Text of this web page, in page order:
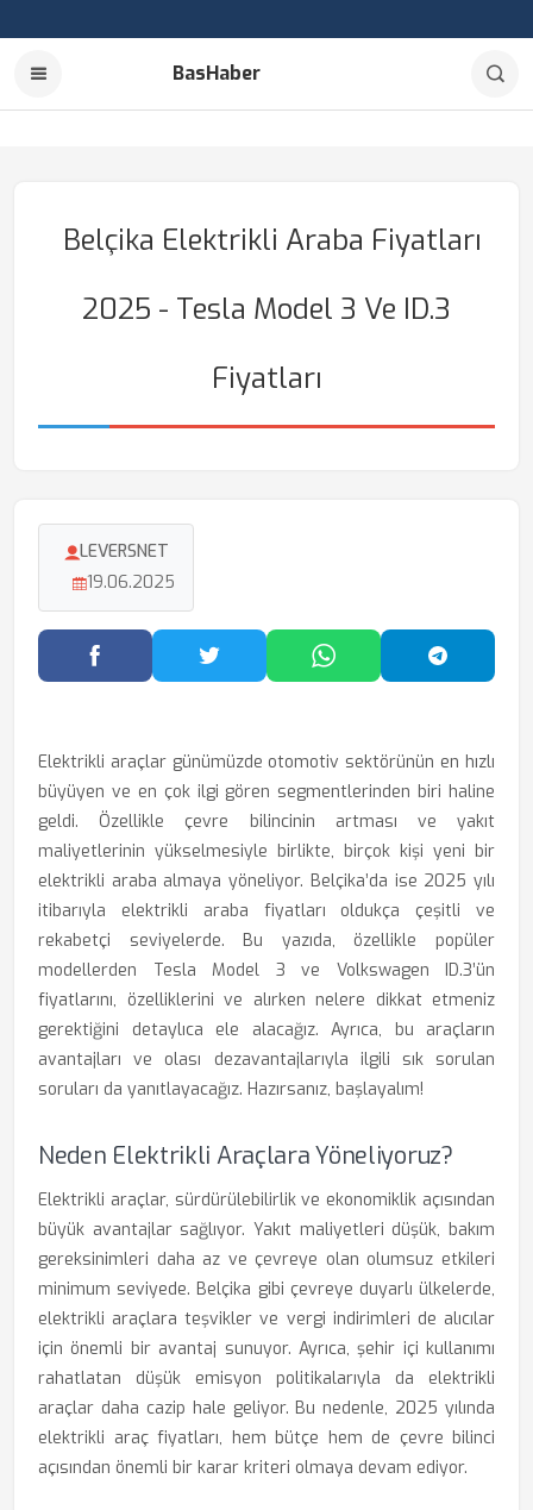
BasHaber
Belçika Elektrikli Araba Fiyatları
2025 - Tesla Model 3 Ve ID.3
Fiyatları
LEVERSNET
19.06.2025
Facebook'ta PaylaşTwitter'da PaylaşWhatsApp'ta Paylaş
Elektrikli araçlar günümüzde otomotiv sektörünün en hızlı
büyüyen ve en çok ilgi gören segmentlerinden biri haline
geldi. Özellikle çevre bilincinin artması ve yakıt
maliyetlerinin yükselmesiyle birlikte, birçok kişi yeni bir
elektrikli araba almaya yöneliyor. Belçika’da ise 2025 yılı
itibarıyla elektrikli araba fiyatları oldukça çeşitli ve
rekabetçi seviyelerde. Bu yazıda, özellikle popüler
modellerden Tesla Model 3 ve Volkswagen ID.3’ün
fiyatlarını, özelliklerini ve alırken nelere dikkat etmeniz
gerektiğini detaylıca ele alacağız. Ayrıca, bu araçların
avantajları ve olası dezavantajlarıyla ilgili sık sorulan
soruları da yanıtlayacağız. Hazırsanız, başlayalım!
Neden Elektrikli Araçlara Yöneliyoruz?
Elektrikli araçlar, sürdürülebilirlik ve ekonomiklik açısından
büyük avantajlar sağlıyor. Yakıt maliyetleri düşük, bakım
gereksinimleri daha az ve çevreye olan olumsuz etkileri
minimum seviyede. Belçika gibi çevreye duyarlı ülkelerde,
elektrikli araçlara teşvikler ve vergi indirimleri de alıcılar
için önemli bir avantaj sunuyor. Ayrıca, şehir içi kullanımı
rahatlatan düşük emisyon politikalarıyla da elektrikli
araçlar daha cazip hale geliyor. Bu nedenle, 2025 yılında
elektrikli araç fiyatları, hem bütçe hem de çevre bilinci
açısından önemli bir karar kriteri olmaya devam ediyor.